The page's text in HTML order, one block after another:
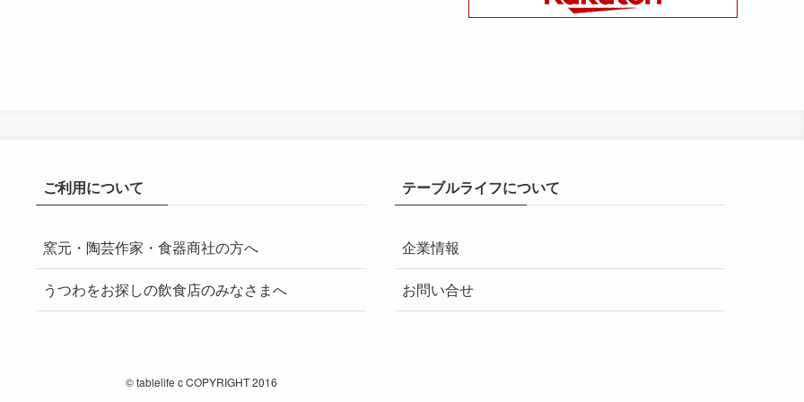
ご利用について
窯元・陶芸作家・食器商社の方へ
うつわをお探しの飲食店のみなさまへ
テーブルライフについて
企業情報
お問い合せ
©tablelife c COPYRIGHT 2016